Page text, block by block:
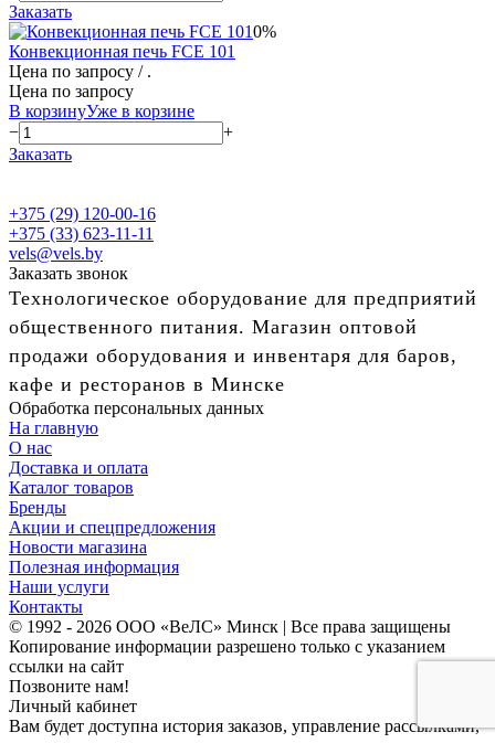
Заказать
0%
Конвекционная печь FCE 101
Цена по запросу / .
Цена по запросу
В корзинуУже в корзине
−
+
Заказать
+375 (29) 120-00-16
+375 (33) 623-11-11
vels@vels.by
Заказать звонок
Технологическое оборудование для предприятий
общественного питания. Магазин оптовой
продажи оборудования и инвентаря для баров,
кафе и ресторанов в Минске
Обработка персональных данных
На главную
О нас
Доставка и оплата
Каталог товаров
Бренды
Акции и спецпредложения
Новости магазина
Полезная информация
Наши услуги
Контакты
© 1992 - 2026 ООО «ВеЛС» Минск | Все права защищены
Копирование информации разрешено только с указанием
ссылки на сайт
Позвоните нам!
Личный кабинет
Вам будет доступна история заказов, управление рассылками,